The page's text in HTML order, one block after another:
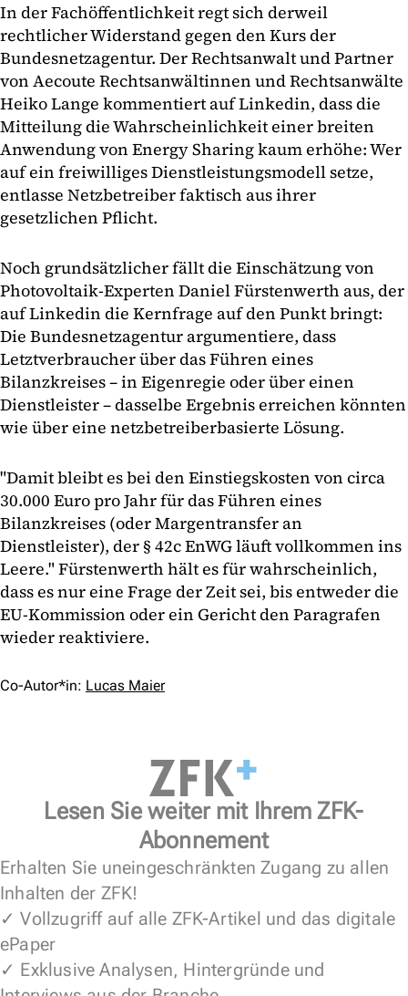
In der Fachöffentlichkeit regt sich derweil
rechtlicher Widerstand gegen den Kurs der
Bundesnetzagentur. Der Rechtsanwalt und Partner
von Aecoute Rechtsanwältinnen und Rechtsanwälte
Heiko Lange kommentiert auf Linkedin, dass die
Mitteilung die Wahrscheinlichkeit einer breiten
Anwendung von Energy Sharing kaum erhöhe: Wer
auf ein freiwilliges Dienstleistungsmodell setze,
entlasse Netzbetreiber faktisch aus ihrer
gesetzlichen Pflicht.
Noch grundsätzlicher fällt die Einschätzung von
Photovoltaik-Experten Daniel Fürstenwerth aus, der
auf Linkedin die Kernfrage auf den Punkt bringt:
Die Bundesnetzagentur argumentiere, dass
Letztverbraucher über das Führen eines
Bilanzkreises – in Eigenregie oder über einen
Dienstleister – dasselbe Ergebnis erreichen könnten
wie über eine netzbetreiberbasierte Lösung.
"Damit bleibt es bei den Einstiegskosten von circa
30.000 Euro pro Jahr für das Führen eines
Bilanzkreises (oder Margentransfer an
Dienstleister), der § 42c EnWG läuft vollkommen ins
Leere." Fürstenwerth hält es für wahrscheinlich,
dass es nur eine Frage der Zeit sei, bis entweder die
EU-Kommission oder ein Gericht den Paragrafen
wieder reaktiviere.
Co-Autor*in: Lucas Maier
Lesen Sie weiter mit Ihrem ZFK-
Abonnement
Erhalten Sie uneingeschränkten Zugang zu allen
Inhalten der ZFK!
✓ Vollzugriff auf alle ZFK-Artikel und das digitale
ePaper
✓ Exklusive Analysen, Hintergründe und